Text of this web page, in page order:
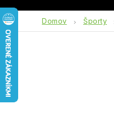
Domov Športy